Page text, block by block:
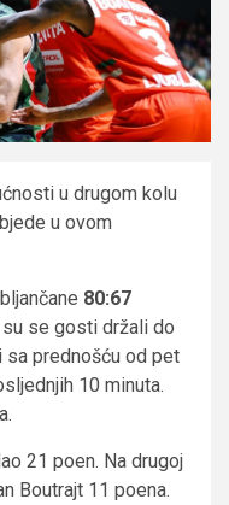
u drugom kolu
u ovom
80:67
su se gosti držali do
sa prednošću od pet
10 minuta.
21 poen. Na drugoj
Boutrajt 11 poena.